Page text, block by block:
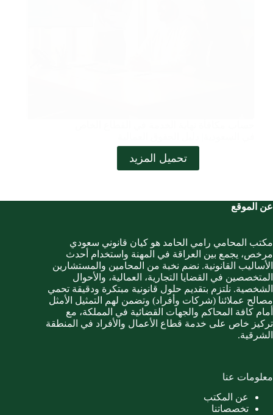
تحميل المزيد
عن الموقع
مكتب المحامي رامي الحامد هو كيان قانوني سعودي
مرخص، يجمع بين العراقة في المهنة واستخدام أحدث
الأساليب القانونية. نضم نخبة من المحامين والمستشارين
المتخصصين في القضايا التجارية، العمالية، والأحوال
الشخصية. نلتزم بتقديم حلول قانونية مبتكرة ودقيقة تحمي
مصالح عملائنا (شركات وأفراد) وتضمن لهم التمثيل الأمثل
أمام كافة المحاكم والجهات القضائية في المملكة، مع
تركيز خاص على خدمة قطاع الأعمال والأفراد في المنطقة
الشرقية.
معلومات عنا
عن المكتب
تخصصاتنا